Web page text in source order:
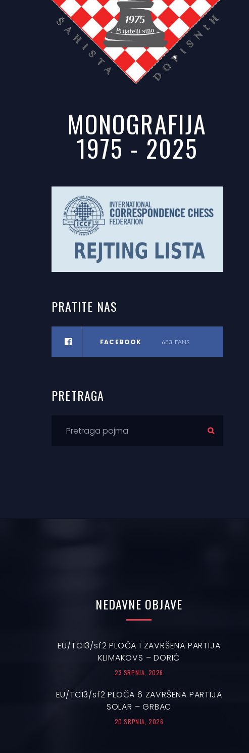
MONOGRAFIJA
1975 - 2025
PRATITE NAS
FACEBOOK 683 FANS
PRETRAGA
NEDAVNE OBJAVE
EU/TC13/sf2 PLOČA 1 ZAVRŠENA PARTIJA
KLIMAKOVS – DORIĆ
23 SRPNJA, 2026
EU/TC13/sf2 PLOČA 6 ZAVRŠENA PARTIJA
SOLAR – GRBAC
20 SRPNJA, 2026